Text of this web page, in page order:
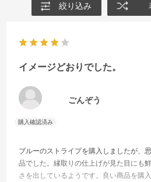
絞り込み
イメージどおりでした。
ごんぞう
ブルーのストライプを購入しましたが、
品でした。縁取りの仕上げが見た目にも
さを出しているようです。良い商品を購入